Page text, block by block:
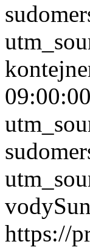
vody
https://